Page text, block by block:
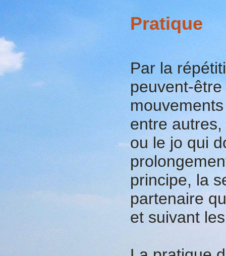
Pratique
Par la
peuvent-
entre
ou le jo qui
principe, la
partenaire
et suivant